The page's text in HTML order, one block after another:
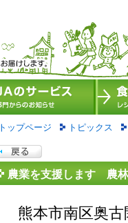
トップページ トピックス
農業を支援します 農
熊本市南区奥古